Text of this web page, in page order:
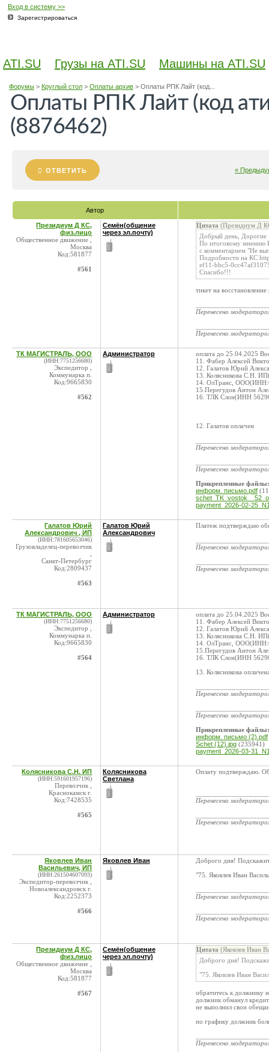
Вход в систему >>
Зарегистрироваться
ATI.SU Грузы на ATI.SU Машины на ATI.SU
Форумы> Круглый стол> Оплаты архив> Оплаты РПК Лайт (код...
Оплаты РПК Лайт (код
(8876462)
ОТВЕТИТЬ «
Автор
Президиум Д КС,
физ.лицо
Общественное движение ,
Москва
Код:581877
#561
Семён(общение
через эл.почту)
Цитата (Президиум Д
Добрый день,
По итоговому мнению
с комментарием "Не
Подробности на КС
ef11-bbc5-
Спасибо!!!
тикет на
Перенесено
Перенесено
ТК МАГИСТРАЛЬ, ООО
(ИНН:7751256680)
Экспедитор ,
Коммунарка п.
Код:9665830
#562
Администратор
оплата до 25.04.2025
11. Фабер Алексей
12. Галатов Юрий
13. Колясникова С.Н.
14. ОлТранс,
15.Перегудов Антон
16. ТЛК Слон(ИНН
12. Галатов оплачен
Перенесено
Перенесено
Прикрепленные файлы:
информ. письмо.pdf
payment_2026-02-
Галатов Юрий
Александрович , ИП
(ИНН:781605653046)
Грузовладелец-перевозчик
Санкт-Петербург
Код:2809437
#563
Галатов Юрий
Александрович
Платеж подтверждаю
Перенесено
Перенесено
ТК МАГИСТРАЛЬ, ООО
(ИНН:7751256680)
Экспедитор ,
Коммунарка п.
Код:9665830
#564
Администратор
оплата до 25.04.2025
11. Фабер Алексей
12. Галатов Юрий
13. Колясникова С.Н.
14. ОлТранс,
15.Перегудов Антон
16. ТЛК Слон(ИНН
13. Колясникова
Перенесено
Перенесено
Прикрепленные файлы:
информ. письмо (2).pdf
Schet (12).jpg (235941)
payment_2026-03-
Колясникова С.Н. ИП
(ИНН:591601957196)
Перевозчик ,
Краснокамск г.
Код:7428535
#565
Колясникова
Светлана
Оплату подтверждаю.
Перенесено
Перенесено
Яковлев Иван
Васильевич, ИП
(ИНН:261504607093)
Экспедитор-перевозчик ,
Новоалександровск г.
Код:2252373
#566
Яковлев Иван
Доброго дня!
"75. Яковлев Иван
Перенесено
Перенесено
Президиум Д КС,
физ.лицо
Общественное движение ,
Москва
Код:581877
#567
Семён(общение
через эл.почту)
Цитата (Яковлев Иван
Доброго дня!
"75. Яковлев Иван
обратитесь к должнику
должник обманул
не выполнил свои
по графику должник
Перенесено